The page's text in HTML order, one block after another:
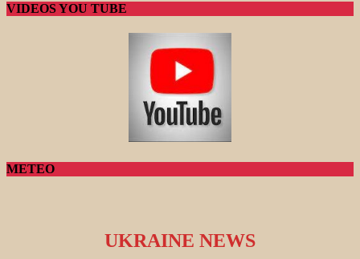
VIDEOS YOU TUBE
METEO
UKRAINE NEWS